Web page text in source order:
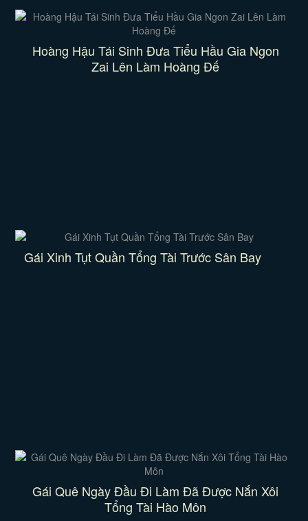
Hoàng Hậu Tái Sinh Đưa Tiểu Hầu Gia Ngon
Zai Lên Làm Hoàng Đế
Gái Xinh Tụt Quần Tổng Tài Trước Sân Bay
Gái Quê Ngày Đầu Đi Làm Đã Được Nắn Xôi
Tổng Tài Hào Môn